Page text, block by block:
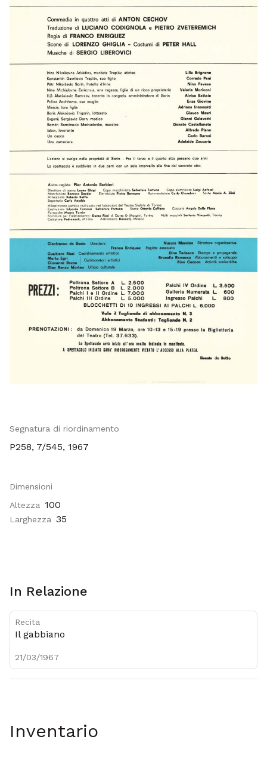
Metadati
Segnatura di riordinamento
P258, 7/545, 1967
Dimensioni
Altezza
100
Larghezza 35
In Relazione
Recita
Il gabbiano
21/03/1967
Inventario